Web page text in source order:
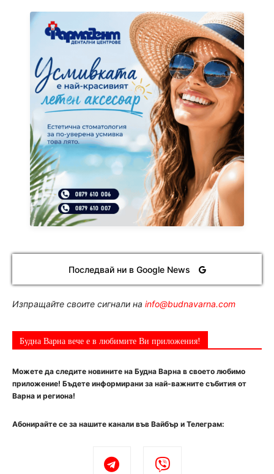
Последвай ни в Google News
Изпращайте своите сигнали на info@budnavarna.com
Будна Варна вече е в любимите Ви приложения!
Можете да следите новините на Будна Варна в своето любимо
приложение! Бъдете информирани за най-важните събития от
Варна и региона!
Абонирайте се за нашите канали във Вайбър и Телеграм: